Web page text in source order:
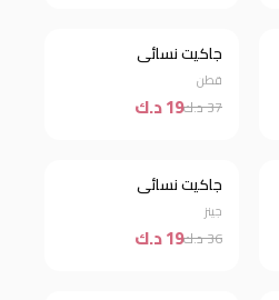
خصم 49%
جاكيت نسائي
قطن
37 د.ك 19 د.ك
خصم 47%
جاكيت نسائي
جينز
36 د.ك 19 د.ك